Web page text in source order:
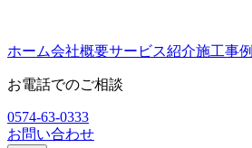
ホーム会社概要サービス紹介施工事例
お電話でのご相談
0574-63-0333
お問い合わせ